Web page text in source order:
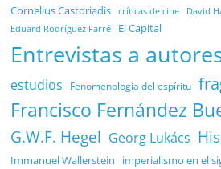
Cornelius Castoriadis críticas de cine David
Eduard Rodríguez Farré El Capital
Entrevistas a
estudios Fenomenología del espíritu
Francisco Fernández
G.W.F. Hegel Georg Lukács
Immanuel Wallerstein imperialismo en el